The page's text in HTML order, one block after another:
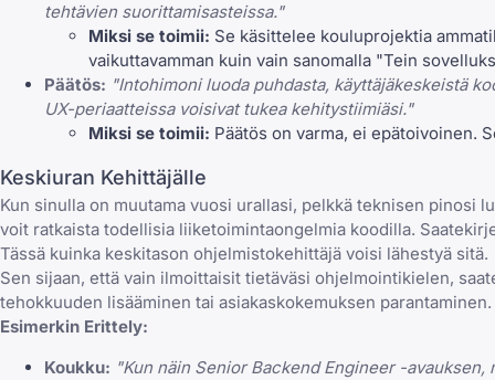
tehtävien suorittamisasteissa."
Miksi se toimii: Se käsittelee kouluprojektia
vaikuttavamman kuin vain sanomalla "Tein
Päätös: "Intohimoni luoda puhdasta, käyttäjäkeskeistä
UX-periaatteissa voisivat tukea kehitystiimiäsi."
Miksi se toimii: Päätös on varma, ei epätoivoinen.
Keskiuran Kehittäjälle
Kun sinulla on muutama vuosi urallasi, pelkkä teknisen pinosi
voit ratkaista todellisia liiketoimintaongelmia koodilla.
Tässä kuinka keskitason ohjelmistokehittäjä voisi lähestyä sitä.
Sen sijaan, että vain ilmoittaisit tietäväsi ohjelmointikielen,
tehokkuuden lisääminen tai asiakaskokemuksen parantaminen.
Esimerkin Erittely:
Koukku: "Kun näin Senior Backend Engineer -